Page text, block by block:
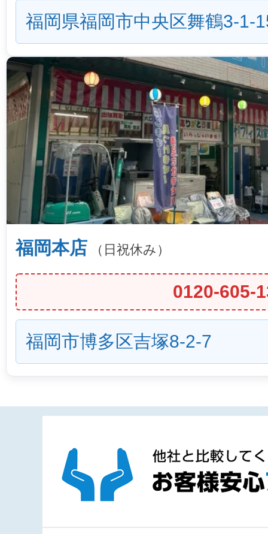
福岡県福岡市中央区舞鶴3-1-
福岡本店 （日祝休み）
0120-605-
福岡市博多区吉塚8-2-7